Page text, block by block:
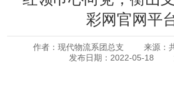
彩网官网平
作者：现代物流系团总支
来源：
发布日期：2022-05-18